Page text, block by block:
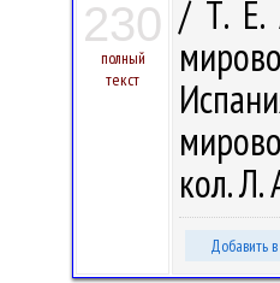
230
полный
текст
/ Т. Е.
кол.
Добавить